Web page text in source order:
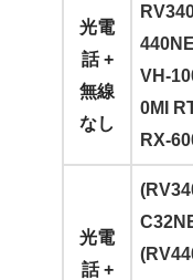
光電
話 +
無線
なし
440NE
VH-
0MI
RX-
光電
話 +